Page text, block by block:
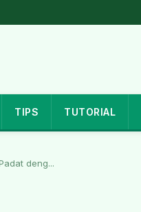
TIPS TUTORIAL
deng...